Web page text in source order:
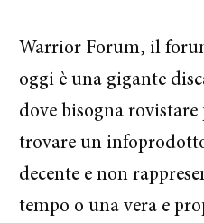
Warrior Forum, il
oggi è una gigante
dove bisogna
trovare un
decente e non
tempo o una vera e